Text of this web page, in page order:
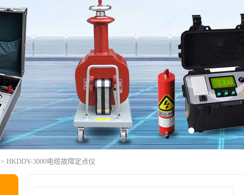
> HKDDY-3000电缆故障定点仪